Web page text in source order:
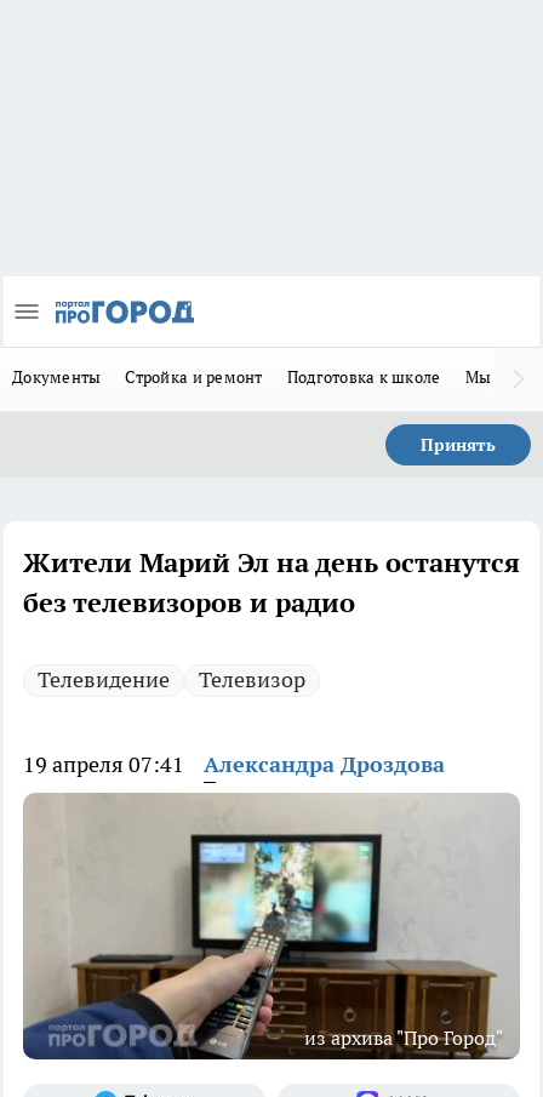
Документы Стройка и ремонт Подготовка к школе Мы в MAX
Принять
Жители Марий Эл на день останутся
без телевизоров и радио
Телевидение Телевизор
19 апреля 07:41 Александра Дроздова
из архива "Про Город"